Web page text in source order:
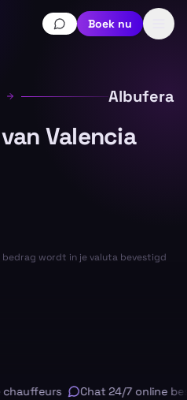
Boek nu
Albufera
Valencia
wordt in je valuta bevestigd
Chat 24/7 online